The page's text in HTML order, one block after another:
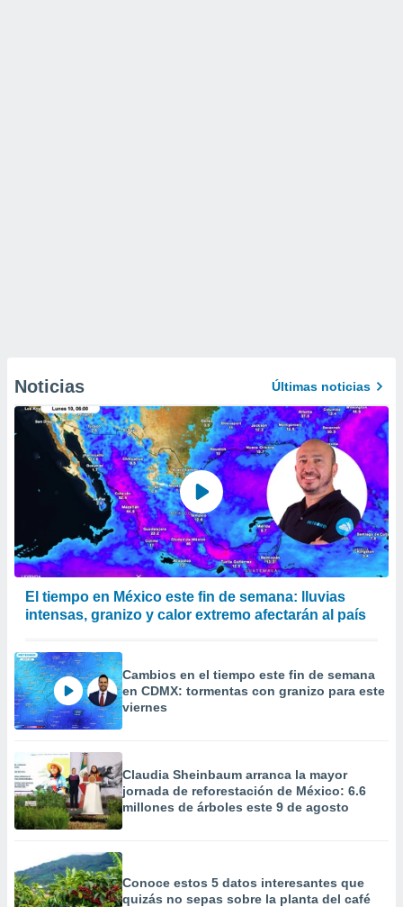
Noticias Últimas noticias
El tiempo en México este fin de semana: lluvias
intensas, granizo y calor extremo afectarán al país
Cambios en el tiempo este fin de semana
en CDMX: tormentas con granizo para este
viernes
Claudia Sheinbaum arranca la mayor
jornada de reforestación de México: 6.6
millones de árboles este 9 de agosto
Conoce estos 5 datos interesantes que
quizás no sepas sobre la planta del café